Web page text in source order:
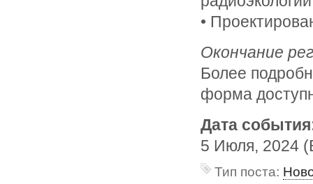
•
Окончание
Более
форма
Дата
5 Июля, 2024
Тип поста: